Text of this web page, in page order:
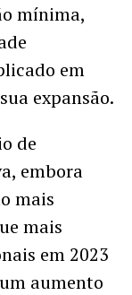
mínima,
em
expansão.
de
embora
mais
mais
em 2023
aumento